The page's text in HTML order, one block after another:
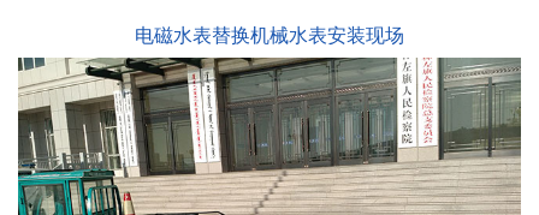
电磁水表替换机械水表安装现场